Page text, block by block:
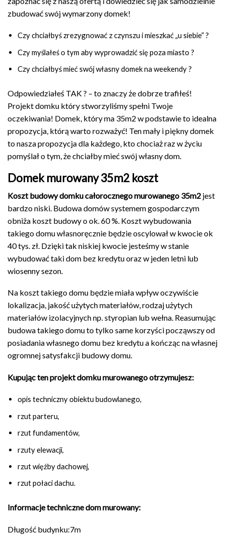
zbudować swój wymarzony domek!
Czy chciałbyś zrezygnować z czynszu i mieszkać „u siebie” ?
Czy myślałeś o tym aby wyprowadzić się poza miasto ?
Czy chciałbyś mieć swój własny domek na weekendy ?
Odpowiedziałeś TAK ? – to znaczy że dobrze trafiłeś!
Projekt domku który stworzyliśmy spełni Twoje
oczekiwania! Domek, który ma 35m2 w podstawie to idealna
propozycja, którą warto rozważyć! Ten mały i piękny domek
to nasza propozycja dla każdego, kto chociaż raz w życiu
pomyślał o tym, że chciałby mieć swój własny dom.
Domek murowany 35m2 koszt
Koszt budowy domku całorocznego murowanego 35m2 jest
bardzo niski. Budowa domów systemem gospodarczym
obniża koszt budowy o ok. 60 %. Koszt wybudowania
takiego domu własnoręcznie będzie oscylował w kwocie ok
40 tys. zł. Dzięki tak niskiej kwocie jesteśmy w stanie
wybudować taki dom bez kredytu oraz w jeden letni lub
wiosenny sezon.
Na koszt takiego domu będzie miała wpływ oczywiście
lokalizacja, jakość użytych materiałów, rodzaj użytych
materiałów izolacyjnych np. styropian lub wełna. Reasumując
budowa takiego domu to tylko same korzyści począwszy od
posiadania własnego domu bez kredytu a kończąc na własnej
ogromnej satysfakcji budowy domu.
Kupując ten projekt domku murowanego otrzymujesz:
opis techniczny obiektu budowlanego,
rzut parteru,
rzut fundamentów,
rzuty elewacji,
rzut więźby dachowej,
rzut połaci dachu.
Informacje techniczne dom murowany:
Długość budynku:7m